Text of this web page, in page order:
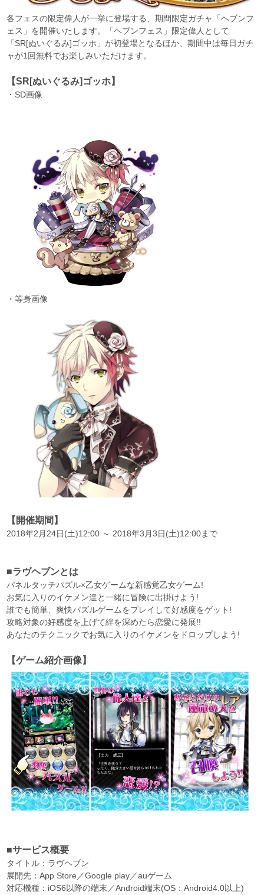
各フェスの限定偉人が一挙に登場する、期間限定ガチャ「ヘブンフ
ェス」を開催いたします。「ヘブンフェス」限定偉人として
「SR[ぬいぐるみ]ゴッホ」が初登場となるほか、期間中は毎日ガチ
ャが1回無料でお楽しみいただけます。
【SR[ぬいぐるみ]ゴッホ】
・SD画像
・等身画像
【開催期間】
2018年2月24日(土)12:00 ～ 2018年3月3日(土)12:00まで
■ラヴヘブンとは
パネルタッチパズル×乙女ゲームな新感覚乙女ゲーム!
お気に入りのイケメン達と一緒に冒険に出掛けよう!
誰でも簡単、爽快パズルゲームをプレイして好感度をゲット!
攻略対象の好感度を上げて絆を深めたら恋愛に発展!!
あなたのテクニックでお気に入りのイケメンをドロップしよう!
【ゲーム紹介画像】
■サービス概要
タイトル：ラヴヘブン
展開先：App Store／Google play／auゲーム
対応機種：iOS6以降の端末／Android端末(OS：Android4.0以上)